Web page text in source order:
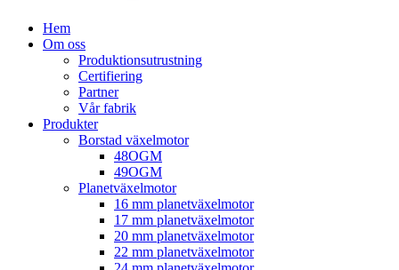
Hem
Om oss
Produktionsutrustning
Certifiering
Partner
Vår fabrik
Produkter
Borstad växelmotor
48OGM
49OGM
Planetväxelmotor
16 mm planetväxelmotor
17 mm planetväxelmotor
20 mm planetväxelmotor
22 mm planetväxelmotor